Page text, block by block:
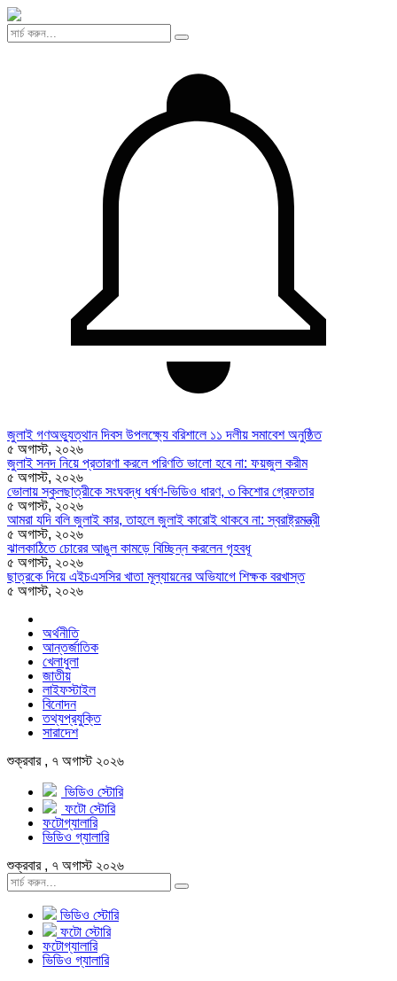
জুলাই গণঅভ্যুত্থান দিবস উপলক্ষ্যে বরিশালে ১১ দলীয় সমাবেশ অনুষ্ঠিত
৫ অগাস্ট, ২০২৬
জুলাই সনদ নিয়ে প্রতারণা করলে পরিণতি ভালো হবে না: ফয়জুল করীম
৫ অগাস্ট, ২০২৬
ভোলায় স্কুলছাত্রীকে সংঘবদ্ধ ধর্ষণ-ভিডিও ধারণ, ৩ কিশোর গ্রেফতার
৫ অগাস্ট, ২০২৬
আমরা যদি বলি জুলাই কার, তাহলে জুলাই কারোই থাকবে না: স্বরাষ্ট্রমন্ত্রী
৫ অগাস্ট, ২০২৬
ঝালকাঠিতে চোরের আঙুল কামড়ে বিচ্ছিন্ন করলেন গৃহবধূ
৫ অগাস্ট, ২০২৬
ছাত্রকে দিয়ে এইচএসসির খাতা মূল্যায়নের অভিযাগে শিক্ষক বরখাস্ত
৫ অগাস্ট, ২০২৬
অর্থনীতি
আন্তর্জাতিক
খেলাধুলা
জাতীয়
লাইফস্টাইল
বিনোদন
তথ্যপ্রযুক্তি
সারাদেশ
শুক্রবার , ৭ অগাস্ট ২০২৬
ভিডিও স্টোরি
ফটো স্টোরি
ফটোগ্যালারি
ভিডিও গ্যালারি
শুক্রবার , ৭ অগাস্ট ২০২৬
ভিডিও স্টোরি
ফটো স্টোরি
ফটোগ্যালারি
ভিডিও গ্যালারি